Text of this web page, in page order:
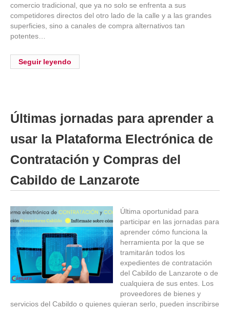
comercio tradicional, que ya no solo se enfrenta a sus
competidores directos del otro lado de la calle y a las grandes
superficies, sino a canales de compra alternativos tan
potentes…
Seguir leyendo
Últimas jornadas para aprender a
usar la Plataforma Electrónica de
Contratación y Compras del
Cabildo de Lanzarote
Última oportunidad para
participar en las jornadas para
aprender cómo funciona la
herramienta por la que se
tramitarán todos los
expedientes de contratación
del Cabildo de Lanzarote o de
cualquiera de sus entes. Los
proveedores de bienes y
servicios del Cabildo o quienes quieran serlo, pueden inscribirse